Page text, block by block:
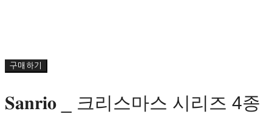
구매하기
𝐒𝐚𝐧𝐫𝐢𝐨 _ 크리스마스 시리즈 4종